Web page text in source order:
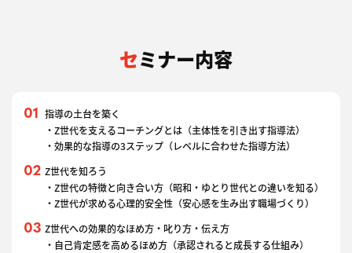
セミナー内容
指導の土台を築く
・Z世代を支えるコーチングとは（主体性を引き出す指導法）
・効果的な指導の3ステップ（レベルに合わせた指導方法）
Z世代を知ろう
・Z世代の特徴と向き合い方（昭和・ゆとり世代との違いを知る）
・Z世代が求める心理的安全性（安心感を生み出す職場づくり）
Z世代への効果的なほめ方・叱り方・伝え方
・自己肯定感を高めるほめ方（承認されると成長する仕組み）